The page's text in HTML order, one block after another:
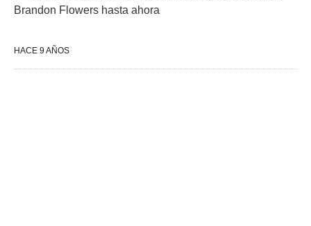
Brandon Flowers hasta ahora
HACE 9 AÑOS